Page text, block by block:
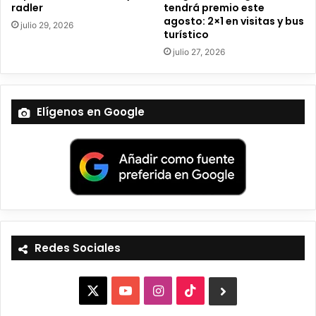
radler
julio 29, 2026
tendrá premio este
agosto: 2×1 en visitas y bus
turístico
julio 27, 2026
Elígenos en Google
Redes Sociales
I